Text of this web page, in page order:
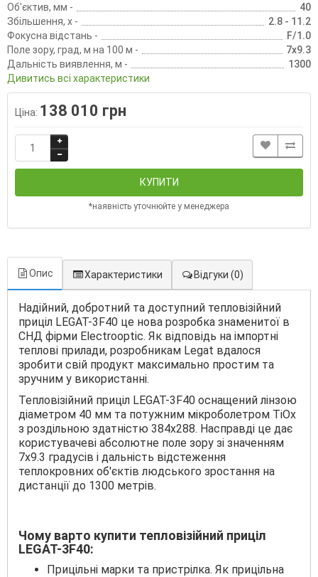
Об'єктив, мм -
40
Збільшення, х -
2.8 - 11.2
Фокусна відстань -
F/1.0
Поле зору, град, м на 100 м -
7x9.3
Дальність виявлення, м -
1300
Дивитись всі характеристики
Ціна: 138 010 грн
КУПИТИ
*наявність уточнюйте у менеджера
Опис Характеристики Відгуки (0)
Надійний, добротний та доступний тепловізійний
приціл LEGAT-3F40 це нова розробка знаменитої в
СНД фірми Electrooptic. Як відповідь на імпортні
теплові прилади, розробникам Legat вдалося
зробити свій продукт максимально простим та
зручним у використанні.
Тепловізійний приціл LEGAT-3F40 оснащений лінзою
діаметром 40 мм та потужним мікроболетром TiOx
з роздільною здатністю 384х288. Насправді це дає
користувачеві абсолютне поле зору зі значенням
7х9.3 градусів і дальність відстеження
теплокровних об'єктів людського зростання на
дистанції до 1300 метрів.
Чому варто купити тепловізійний приціл
LEGAT-3F40:
Прицільні марки та пристрілка. Як прицільна